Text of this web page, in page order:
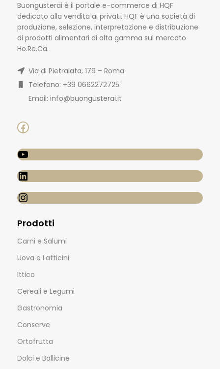
Buongusterai è il portale e-commerce di HQF
dedicato alla vendita ai privati. HQF è una società di
produzione, selezione, interpretazione e distribuzione
di prodotti alimentari di alta gamma sul mercato
Ho.Re.Ca.
Via di Pietralata, 179 – Roma
Telefono: +39 0662272725
Email: info@buongusterai.it
Prodotti
Carni e Salumi
Uova e Latticini
Ittico
Cereali e Legumi
Gastronomia
Conserve
Ortofrutta
Dolci e Bollicine